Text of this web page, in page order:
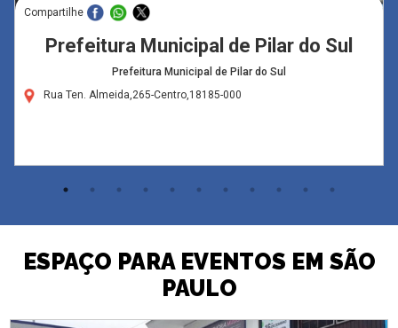
Compartilhe
Prefeitura Municipal de Pilar do Sul
Prefeitura Municipal de Pilar do Sul
Rua Ten. Almeida,265-Centro,18185-000
ESPAÇO PARA EVENTOS EM SÃO
PAULO